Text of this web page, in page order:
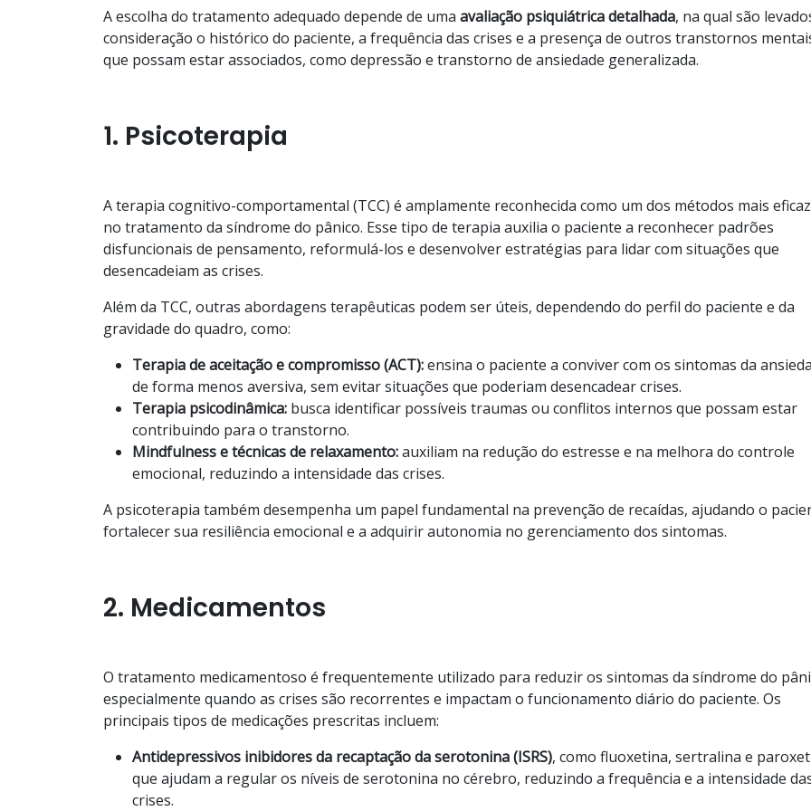
A escolha do tratamento adequado depende de uma avaliação psiquiátrica detalhada, na qual são
consideração o histórico do paciente, a frequência das crises e a presença de outros transtornos
que possam estar associados, como depressão e transtorno de ansiedade generalizada.
1. Psicoterapia
A terapia cognitivo-comportamental (TCC) é amplamente reconhecida como um dos métodos mais
no tratamento da síndrome do pânico. Esse tipo de terapia auxilia o paciente a reconhecer padrões
disfuncionais de pensamento, reformulá-los e desenvolver estratégias para lidar com situações que
desencadeiam as crises.
Além da TCC, outras abordagens terapêuticas podem ser úteis, dependendo do perfil do paciente e da
gravidade do quadro, como:
Terapia de aceitação e compromisso (ACT):ensina o paciente a conviver com os sintomas da
de forma menos aversiva, sem evitar situações que poderiam desencadear crises.
Terapia psicodinâmica: busca identificar possíveis traumas ou conflitos internos que possam estar
contribuindo para o transtorno.
Mindfulness e técnicas de relaxamento:auxiliam na redução do estresse e na melhora do controle
emocional, reduzindo a intensidade das crises.
A psicoterapia também desempenha um papel fundamental na prevenção de recaídas, ajudando o
fortalecer sua resiliência emocional e a adquirir autonomia no gerenciamento dos sintomas.
2. Medicamentos
O tratamento medicamentoso é frequentemente utilizado para reduzir os sintomas da síndrome do
especialmente quando as crises são recorrentes e impactam o funcionamento diário do paciente. Os
principais tipos de medicações prescritas incluem:
Antidepressivos inibidores da recaptação da serotonina (ISRS), como fluoxetina, sertralina e
que ajudam a regular os níveis de serotonina no cérebro, reduzindo a frequência e a intensidade
crises.